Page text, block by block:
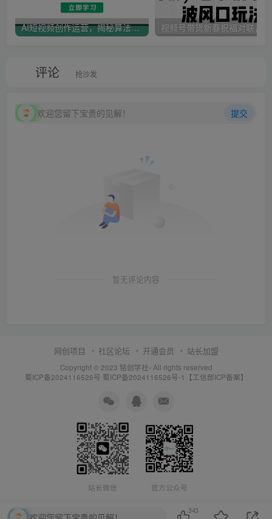
AI短视频创作运营，揭秘算法、文案创作与私域引流，助你掌握流量密码
评论 抢沙发
欢迎您留下宝贵的见解！ 提交
暂无评论内容
网创项目 社区论坛 开通会员 站长加盟
Copyright © 2023 铭创学社- All rights reserved
蜀ICP备2024116526号 蜀ICP备2024116526号-1【工信部ICP备案】
站长微信 官方公众号
343